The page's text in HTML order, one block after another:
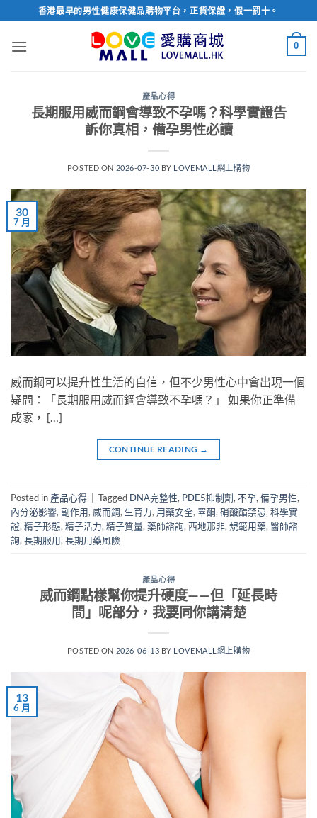
to
content
香港最早的男性健康保健品購物平台，正貨保證，假一罰十。
0
產品心得
長期服用威而鋼會導致不孕嗎？科學實證告
訴你真相，備孕男性必讀
POSTED ON 2026-07-30 BY LOVEMALL網上購物
30
7 月
威而鋼可以提升性生活的自信，但不少男性心中會出現一個
疑問：「長期服用威而鋼會導致不孕嗎？」 如果你正準備
成家， […]
CONTINUE READING →
Posted in 產品心得 Tagged DNA完整性, PDE5抑制劑, 不孕, 備孕男性,
內分泌影響, 副作用, 威而鋼, 生育力, 用藥安全, 睾酮, 硝酸酯禁忌, 科學實
證, 精子形態, 精子活力, 精子質量, 藥師諮詢, 西地那非, 規範用藥, 醫師諮
詢, 長期服用, 長期用藥風險
產品心得
威而鋼點樣幫你提升硬度——但「延長時
間」呢部分，我要同你講清楚
POSTED ON 2026-06-13 BY LOVEMALL網上購物
13
6 月